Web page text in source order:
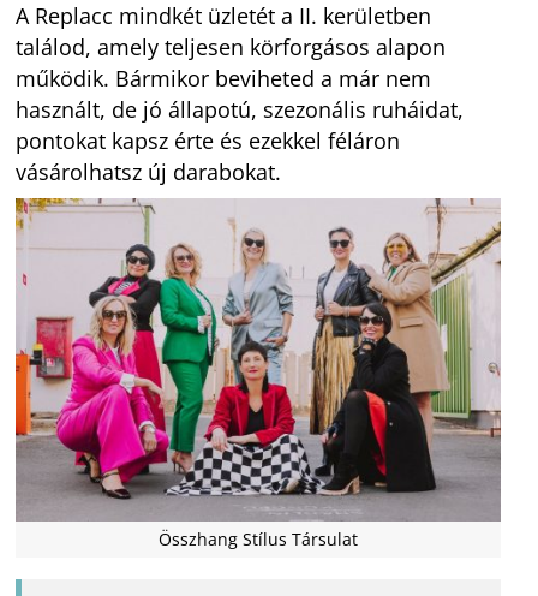
A Replacc mindkét üzletét a II. kerületben
találod, amely teljesen körforgásos alapon
működik. Bármikor beviheted a már nem
használt, de jó állapotú, szezonális ruháidat,
pontokat kapsz érte és ezekkel féláron
vásárolhatsz új darabokat.
Összhang Stílus Társulat